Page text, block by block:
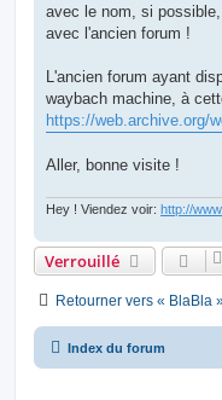
avec le nom, si
avec l'ancien forum !
L'ancien forum ayant
waybach machine, à
https://web.archive.org/
Aller, bonne visite !
Hey ! Viendez voir: http://
Verrouillé
Retourner vers « BlaBla
Index du forum